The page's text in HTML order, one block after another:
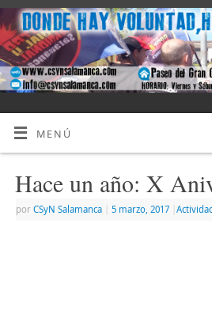
MENÚ
Hace un año: X
por CSyN Salamanca 5 marzo, 2017